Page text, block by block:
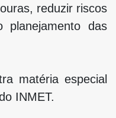
reduzir riscos
planejamento das
matéria especial
INMET.